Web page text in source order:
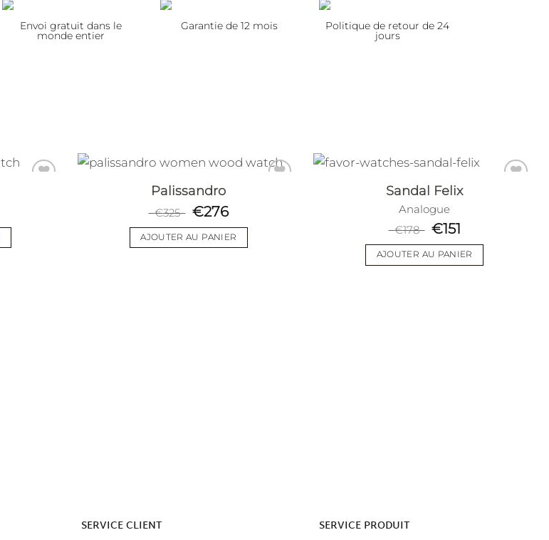
Envoi gratuit dans le
monde entier
Garantie de 12 mois Politique de retour de 24
jours
Palissandro
€325 €276
AJOUTER AU PANIER
Sandal Felix
Analogue
€178 €151
AJOUTER AU PANIER
SERVICE CLIENT SERVICE PRODUIT